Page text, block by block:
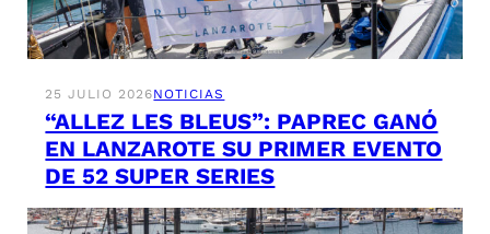
25 JULIO 2026NOTICIAS
“ALLEZ LES BLEUS”: PAPREC GANÓ
EN LANZAROTE SU PRIMER EVENTO
DE 52 SUPER SERIES